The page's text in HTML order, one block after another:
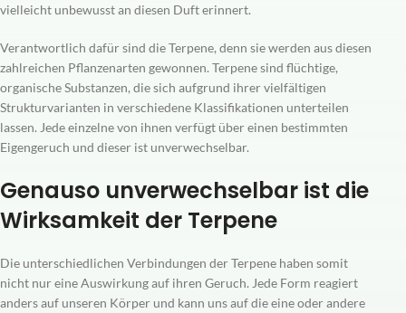
vielleicht unbewusst an diesen Duft erinnert.
Verantwortlich dafür sind die Terpene, denn sie werden aus diesen
zahlreichen Pflanzenarten gewonnen. Terpene sind flüchtige,
organische Substanzen, die sich aufgrund ihrer vielfältigen
Strukturvarianten in verschiedene Klassifikationen unterteilen
lassen. Jede einzelne von ihnen verfügt über einen bestimmten
Eigengeruch und dieser ist unverwechselbar.
Genauso unverwechselbar ist die
Wirksamkeit der Terpene
Die unterschiedlichen Verbindungen der Terpene haben somit
nicht nur eine Auswirkung auf ihren Geruch. Jede Form reagiert
anders auf unseren Körper und kann uns auf die eine oder andere